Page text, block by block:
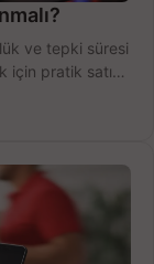
ve tepki süresi
için pratik satın